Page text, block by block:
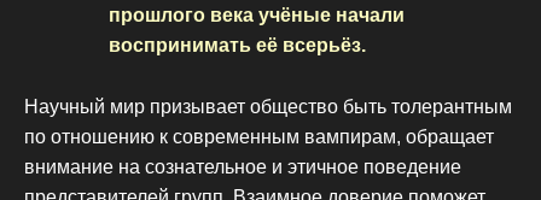
прошлого века учёные начали
воспринимать её всерьёз.
Научный мир призывает общество быть толерантным
по отношению к современным вампирам, обращает
внимание на сознательное и этичное поведение